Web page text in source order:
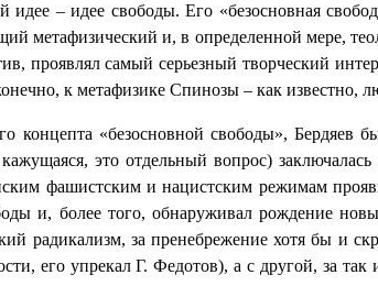
– идее свободы. Его «безосновная
метафизический и, в определенной мере,
проявлял самый серьезный творческий
к метафизике Спинозы – как известно,
концепта «безосновной свободы», Бердяев
это отдельный вопрос)
фашистским и нацистским режимам
и, более того, обнаруживал рождение
радикализм, за пренебрежение хотя бы
его упрекал Г. Федотов), а с другой, за